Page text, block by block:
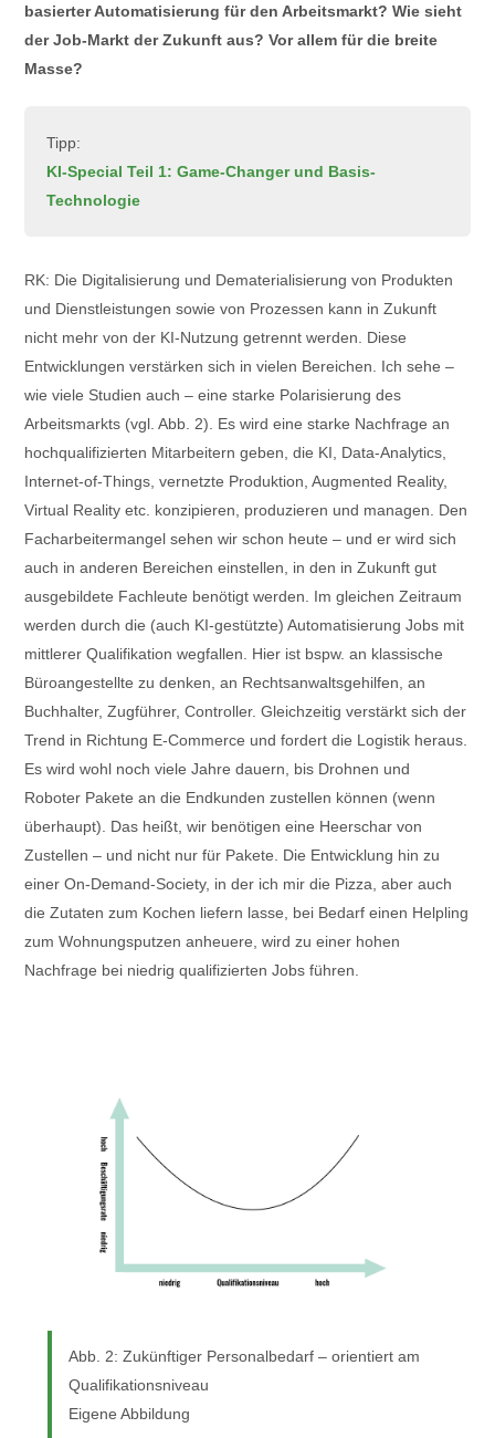
basierter Automatisierung für den Arbeitsmarkt? Wie sieht
der Job-Markt der Zukunft aus? Vor allem für die breite
Masse?
Tipp:
KI-Special Teil 1: Game-Changer und Basis-
Technologie
RK: Die Digitalisierung und Dematerialisierung von Produkten
und Dienstleistungen sowie von Prozessen kann in Zukunft
nicht mehr von der KI-Nutzung getrennt werden. Diese
Entwicklungen verstärken sich in vielen Bereichen. Ich sehe –
wie viele Studien auch – eine starke Polarisierung des
Arbeitsmarkts (vgl. Abb. 2). Es wird eine starke Nachfrage an
hochqualifizierten Mitarbeitern geben, die KI, Data-Analytics,
Internet-of-Things, vernetzte Produktion, Augmented Reality,
Virtual Reality etc. konzipieren, produzieren und managen. Den
Facharbeitermangel sehen wir schon heute – und er wird sich
auch in anderen Bereichen einstellen, in den in Zukunft gut
ausgebildete Fachleute benötigt werden. Im gleichen Zeitraum
werden durch die (auch KI-gestützte) Automatisierung Jobs mit
mittlerer Qualifikation wegfallen. Hier ist bspw. an klassische
Büroangestellte zu denken, an Rechtsanwaltsgehilfen, an
Buchhalter, Zugführer, Controller. Gleichzeitig verstärkt sich der
Trend in Richtung E-Commerce und fordert die Logistik heraus.
Es wird wohl noch viele Jahre dauern, bis Drohnen und
Roboter Pakete an die Endkunden zustellen können (wenn
überhaupt). Das heißt, wir benötigen eine Heerschar von
Zustellen – und nicht nur für Pakete. Die Entwicklung hin zu
einer On-Demand-Society, in der ich mir die Pizza, aber auch
die Zutaten zum Kochen liefern lasse, bei Bedarf einen Helpling
zum Wohnungsputzen anheuere, wird zu einer hohen
Nachfrage bei niedrig qualifizierten Jobs führen.
Abb. 2: Zukünftiger Personalbedarf – orientiert am
Qualifikationsniveau
Eigene Abbildung